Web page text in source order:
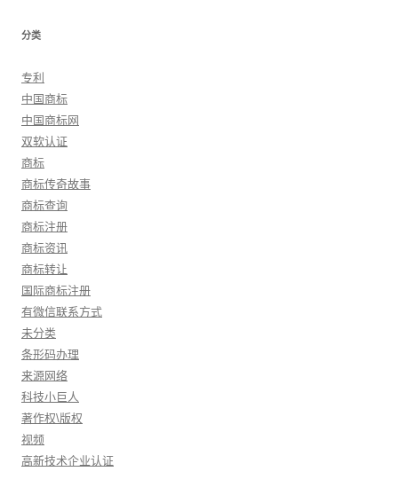
分类
专利
中国商标
中国商标网
双软认证
商标
商标传奇故事
商标查询
商标注册
商标资讯
商标转让
国际商标注册
有微信联系方式
未分类
条形码办理
来源网络
科技小巨人
著作权\版权
视频
高新技术企业认证